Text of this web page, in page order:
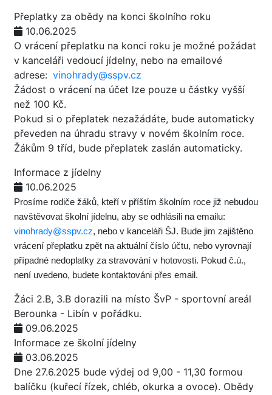
Přeplatky za obědy na konci školního roku
10.06.2025
O vrácení přeplatku na konci roku je možné požádat
v kanceláři vedoucí jídelny, nebo na emailové
adrese: vinohrady@sspv.cz
Žádost o vrácení na účet lze pouze u částky vyšší
než 100 Kč.
Pokud si o přeplatek nezažádáte, bude automaticky
převeden na úhradu stravy v novém školním roce.
Žákům 9 tříd, bude přeplatek zaslán automaticky.
Informace z jídelny
10.06.2025
Prosíme rodiče žáků, kteří v příštím školním roce již nebudou
navštěvovat školní jídelnu, aby se odhlásili na emailu:
vinohrady@sspv.cz, nebo v kanceláři ŠJ. Bude jim zajištěno
vrácení přeplatku zpět na aktuální číslo účtu, nebo vyrovnají
případné nedoplatky za stravování v hotovosti. Pokud č.ú.,
není uvedeno, budete kontaktováni přes email.
Žáci 2.B, 3.B dorazili na místo ŠvP - sportovní areál
Berounka - Libín v pořádku.
09.06.2025
Informace ze školní jídelny
03.06.2025
Dne 27.6.2025 bude výdej od 9,00 - 11,30 formou
balíčku (kuřecí řízek, chléb, okurka a ovoce). Obědy